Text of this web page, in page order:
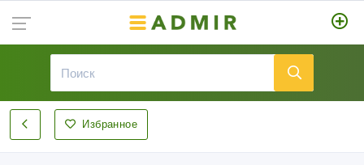
Избранное